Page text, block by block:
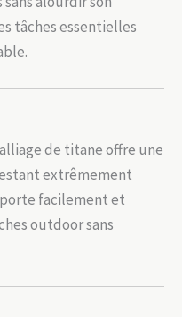
tâches essentielles
de titane offre une
extrêmement
facilement et
outdoor sans